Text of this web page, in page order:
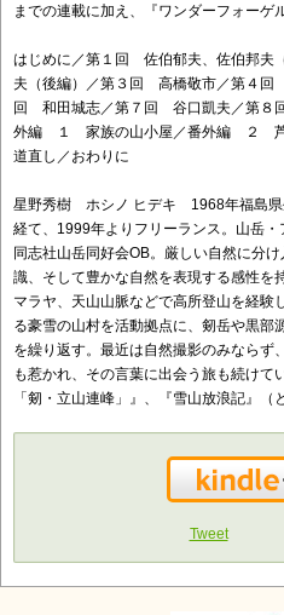
までの連載に加え、『ワンダーフォーゲ
はじめに／第１回 佐伯郁夫、佐伯邦夫
夫（後編）／第３回 高橋敬市／第４
回 和田城志／第７回 谷口凱夫／第
外編 １ 家族の山小屋／番外編 ２
道直し／おわりに
星野秀樹 ホシノ ヒデキ 1968年福島県
経て、1999年よりフリーランス。山岳・
同志社山岳同好会OB。厳しい自然に分
識、そして豊かな自然を表現する感性を
マラヤ、天山山脈などで高所登山を経験
る豪雪の山村を活動拠点に、剱岳や黒部
を繰り返す。最近は自然撮影のみならず
も惹かれ、その言葉に出会う旅も続けて
「剱・立山連峰」』、『雪山放浪記』（
Tweet